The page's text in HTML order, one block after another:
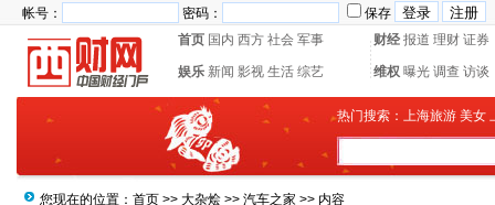
帐号： 密码：
保存
首页 国内 西方 社会 军事 财经 报道 理财 证券
娱乐 新闻 影视 生活 综艺 维权 曝光 调查 访谈
热门搜索： 上海旅游 美女
您现在的位置： 首页 >> 大杂烩 >> 汽车之家 >> 内容